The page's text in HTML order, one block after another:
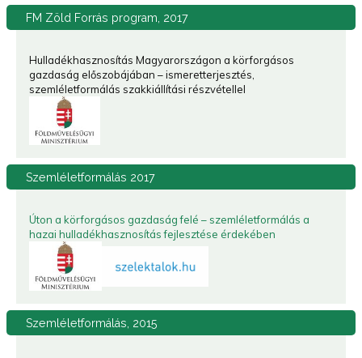
FM Zöld Forrás program, 2017
Hulladékhasznosítás Magyarországon a körforgásos
gazdaság előszobájában – ismeretterjesztés,
szemléletformálás szakkiállítási részvétellel
Szemléletformálás 2017
Úton a körforgásos gazdaság felé – szemléletformálás a
hazai hulladékhasznosítás fejlesztése érdekében
Szemléletformálás, 2015